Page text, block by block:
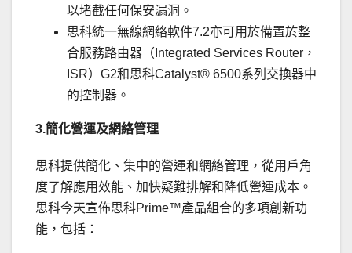
以堵截任何保安漏洞。
思科統一無線網絡軟件7.2亦可用於備置於整
合服務路由器（Integrated Services Router，
ISR）G2和思科Catalyst® 6500系列交換器中
的控制器。
3.簡化營運及網絡管理
思科提供簡化、集中的營運和網絡管理，從用戶角
度了解應用效能、加快疑難排解和降低營運成本。
思科今天宣佈思科Prime™產品組合的多項創新功
能，包括：